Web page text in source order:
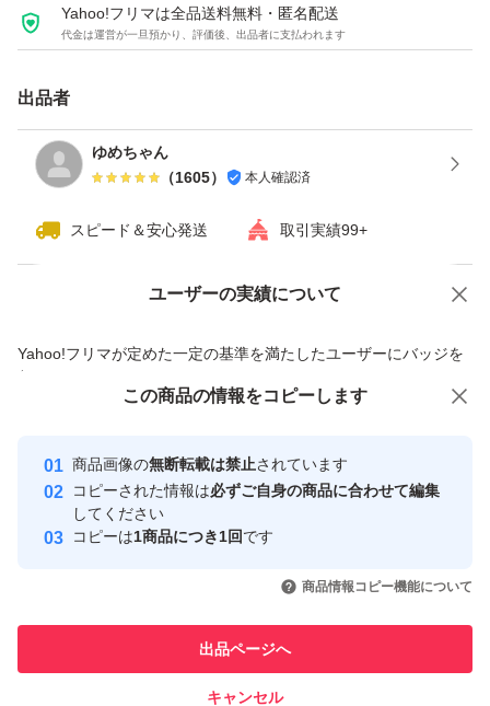
Yahoo!フリマは全品送料無料・匿名配送
代金は運営が一旦預かり、評価後、出品者に支払われます
出品者
ゆめちゃん
（1605） 本人確認済
スピード＆安心発送 取引実績99+
ユーザーの実績について
Yahoo!フリマが定めた一定の基準を満たしたユーザーにバッジを
付与しています
安心取引出品者
心・安全なユーザーです
取引実績
引を完了させた実績があります
での取引実績があります
価格の相談 商品への質問
この商品の情報をコピーします
商品画像の無断転載は禁止されています
コピーされた情報は必ずご自身の商品に合わせて編集
してください
コピーは1商品につき1回です
商品情報コピー機能について
出品ページへ
キャンセル
この商品をみている人にオススメ